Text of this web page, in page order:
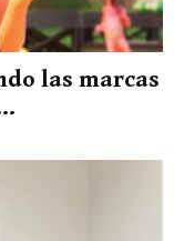
las marcas